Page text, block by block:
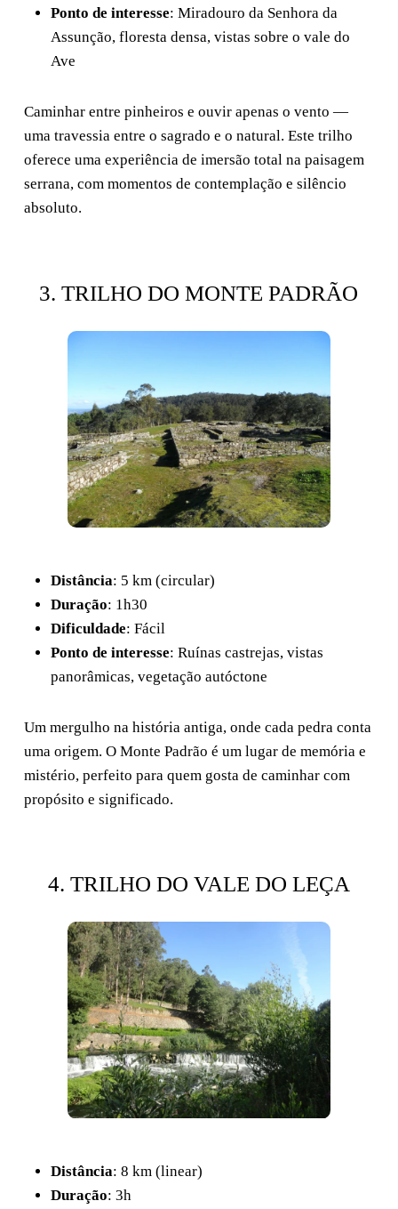
Ponto de interesse: Miradouro da Senhora da
Assunção, floresta densa, vistas sobre o vale do
Ave
Caminhar entre pinheiros e ouvir apenas o vento —
uma travessia entre o sagrado e o natural. Este trilho
oferece uma experiência de imersão total na paisagem
serrana, com momentos de contemplação e silêncio
absoluto.
3. TRILHO DO MONTE PADRÃO
Distância: 5 km (circular)
Duração: 1h30
Dificuldade: Fácil
Ponto de interesse: Ruínas castrejas, vistas
panorâmicas, vegetação autóctone
Um mergulho na história antiga, onde cada pedra conta
uma origem. O Monte Padrão é um lugar de memória e
mistério, perfeito para quem gosta de caminhar com
propósito e significado.
4. TRILHO DO VALE DO LEÇA
Distância: 8 km (linear)
Duração: 3h